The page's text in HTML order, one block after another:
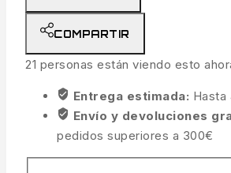
COMPARTIR
21 personas están viendo esto
Entrega estimada: Hasta
Envío y devoluciones
pedidos superiores a 300€